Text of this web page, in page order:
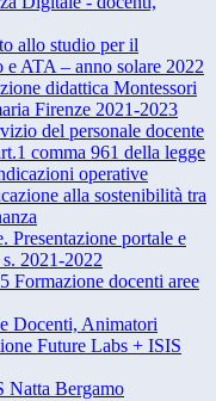
allo studio per il
e ATA – anno solare 2022
didattica Montessori
Firenze 2021-2023
del personale docente
comma 961 della legge
operative
alla sostenibilità tra
Presentazione portale e
2021-2022
Formazione docenti aree
Docenti, Animatori
Future Labs + ISIS
Natta Bergamo